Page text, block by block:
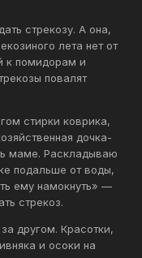
стрекозу. А она,
лета нет от
к помидорам и
повалят
стирки коврика,
дочка-
маме. Раскладываю
подальше от воды,
ему намокнуть» —
стрекоз.
другом. Красотки,
и осоки на